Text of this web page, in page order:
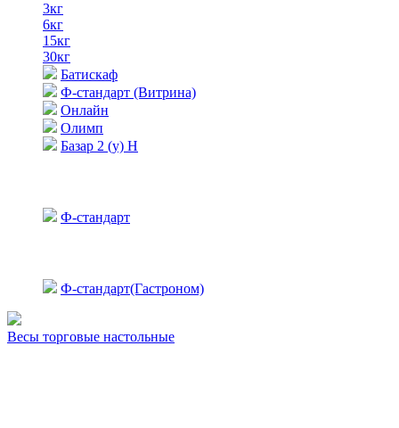
3кг
6кг
15кг
30кг
Батискаф
Ф-стандарт (Витрина)
Онлайн
Олимп
Базар 2 (у) Н
Ф-стандарт
Ф-стандарт(Гастроном)
Весы торговые настольные